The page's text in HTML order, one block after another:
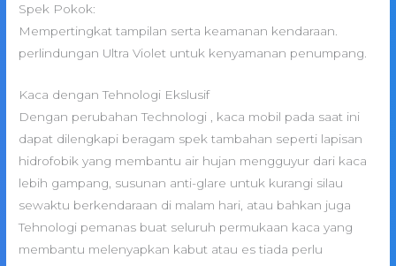
Spek Pokok:
Mempertingkat tampilan serta keamanan kendaraan.
perlindungan Ultra Violet untuk kenyamanan penumpang.
Kaca dengan Tehnologi Ekslusif
Dengan perubahan Technologi , kaca mobil pada saat ini
dapat dilengkapi beragam spek tambahan seperti lapisan
hidrofobik yang membantu air hujan mengguyur dari kaca
lebih gampang, susunan anti-glare untuk kurangi silau
sewaktu berkendaraan di malam hari, atau bahkan juga
Tehnologi pemanas buat seluruh permukaan kaca yang
membantu melenyapkan kabut atau es tiada perlu